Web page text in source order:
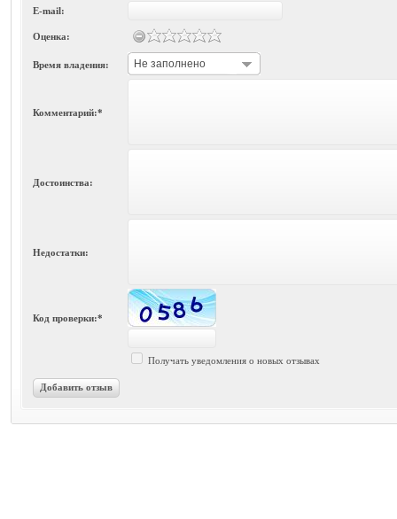
E-mail:
Оценка:
Время владения: Не заполнено
Комментарий:*
Достоинства:
Недостатки:
Код проверки:*
Получать уведомления о новых отзывах
Добавить отзыв